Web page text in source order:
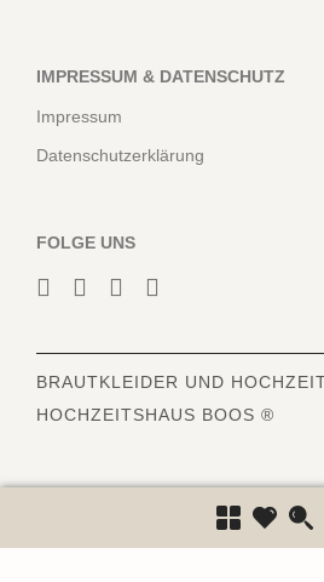
IMPRESSUM & DATENSCHUTZ
Impressum
Datenschutzerklärung
FOLGE UNS
BRAUTKLEIDER UND
HOCHZEITSHAUS BOOS ®